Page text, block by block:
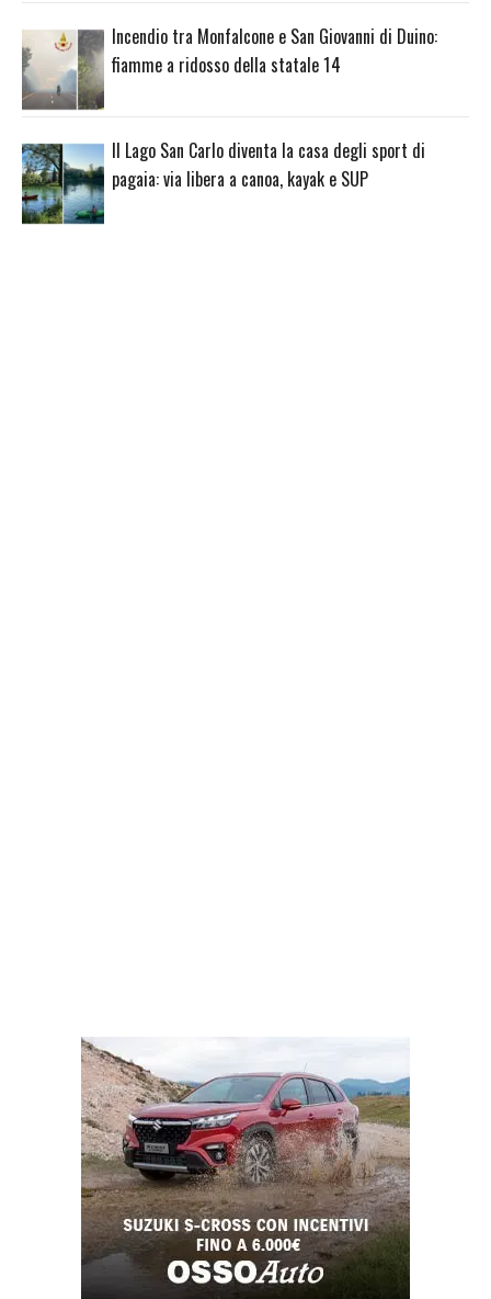
Incendio tra Monfalcone e San Giovanni di Duino:
fiamme a ridosso della statale 14
Il Lago San Carlo diventa la casa degli sport di
pagaia: via libera a canoa, kayak e SUP